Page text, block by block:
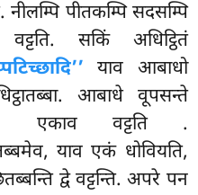
नीलम्पि पीतकम्पि सदसम्पि
वट्टति. सकिं अधिट्ठितं
याव आबाधो
आबाधे वूपसन्ते
एकाव वट्टति .
याव एकं धोवियति,
द्वे वट्टन्ति. अपरे पन